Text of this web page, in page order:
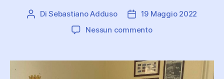
Autore
DiSebastiano Adduso
Data
dell'articolo
19 Maggio 2022
Nessun commentosu
garage
oltre